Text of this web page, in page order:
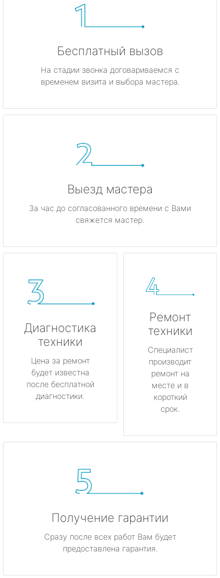
Бесплатный вызов
На стадии звонка договариваемся с
временем визита и выбора мастера.
Выезд мастера
За час до согласованного времени с Вами
свяжется мастер.
Диагностика
техники
Цена за ремонт
будет известна
после бесплатной
диагностики.
Ремонт
техники
Специалист
производит
ремонт на
месте и в
короткий
срок.
Получение гарантии
Сразу после всех работ Вам будет
предоставлена гарантия.